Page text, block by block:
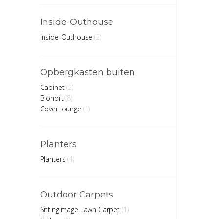
Inside-Outhouse
Inside-Outhouse (2)
Opbergkasten buiten
Cabinet (2)
Biohort (8)
Cover lounge (1)
Planters
Planters (4)
Outdoor Carpets
Sittingimage Lawn Carpet (1)